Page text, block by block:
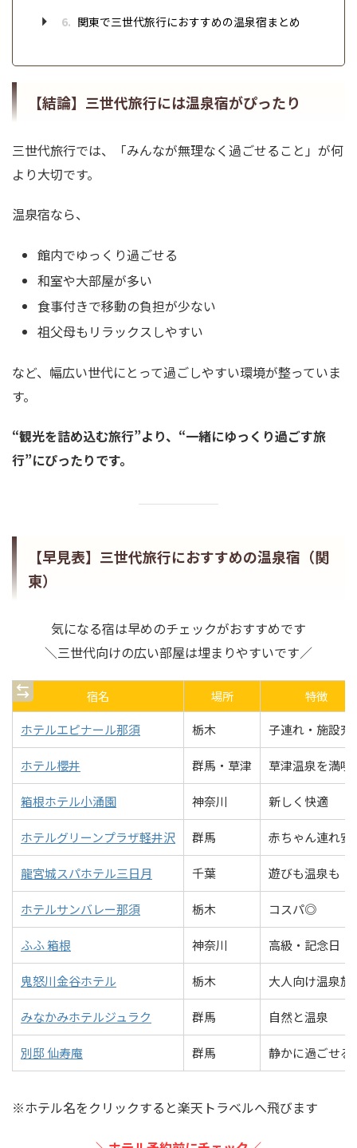
6. 関東で三世代旅行におすすめの温泉宿まとめ
【結論】三世代旅行には温泉宿がぴったり
三世代旅行では、「みんなが無理なく過ごせること」が何
より大切です。
温泉宿なら、
館内でゆっくり過ごせる
和室や大部屋が多い
食事付きで移動の負担が少ない
祖父母もリラックスしやすい
など、幅広い世代にとって過ごしやすい環境が整っていま
す。
“観光を詰め込む旅行”より、“一緒にゆっくり過ごす旅
行”にぴったりです。
【早見表】三世代旅行におすすめの温泉宿（関
東）
気になる宿は早めのチェックがおすすめです
＼三世代向けの広い部屋は埋まりやすいです／
宿名 場所
特徴
ホテルエピナール那須
栃木 子連れ・施設充
ホテル櫻井 群馬・草津 草津温泉を満喫
箱根ホテル小涌園 神奈川 新しく快適
ホテルグリーンプラザ軽井沢 群馬 赤ちゃん連れ安
龍宮城スパホテル三日月 千葉 遊びも温泉も
ホテルサンバレー那須 栃木 コスパ◎
ふふ 箱根 神奈川 高級・記念日
鬼怒川金谷ホテル 栃木 大人向け温泉旅
みなかみホテルジュラク 群馬 自然と温泉
別邸 仙寿庵 群馬 静かに過ごせる
※ホテル名をクリックすると楽天トラベルへ飛びます